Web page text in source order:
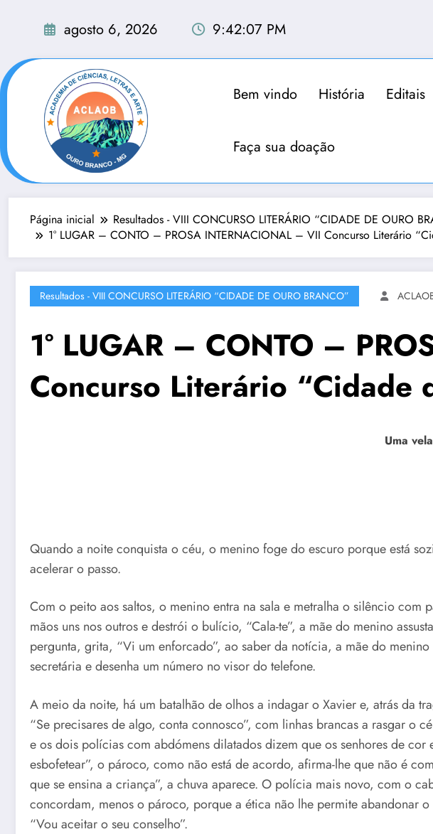
conteúdo
agosto 6, 2026 9:42:08 PM
Bem vindo História Editais
Faça sua doação
Página inicial
Resultados - VIII CONCURSO LITERÁRIO “CIDADE DE OURO
1° LUGAR – CONTO – PROSA INTERNACIONAL – VII Concurso Literário
Resultados - VIII CONCURSO LITERÁRIO “CIDADE DE OURO BRANCO”
1° LUGAR – CONTO –
Concurso Literário “Cidade
Uma
Quando a noite conquista o céu, o menino foge do escuro porque está
acelerar o passo.
Com o peito aos saltos, o menino entra na sala e metralha o silêncio
mãos uns nos outros e destrói o bulício, “Cala-te”, a mãe do menino
pergunta, grita, “Vi um enforcado”, ao saber da notícia, a mãe do
secretária e desenha um número no visor do telefone.
A meio da noite, há um batalhão de olhos a indagar o Xavier e, atrás da
“Se precisares de algo, conta connosco”, com linhas brancas a rasgar
e os dois polícias com abdómens dilatados dizem que os senhores de
esbofetear”, o pároco, como não está de acordo, afirma-lhe que não é
que se ensina a criança”, a chuva aparece. O polícia mais novo, com o
concordam, menos o pároco, porque a ética não lhe permite abandonar
“Vou aceitar o seu conselho”.